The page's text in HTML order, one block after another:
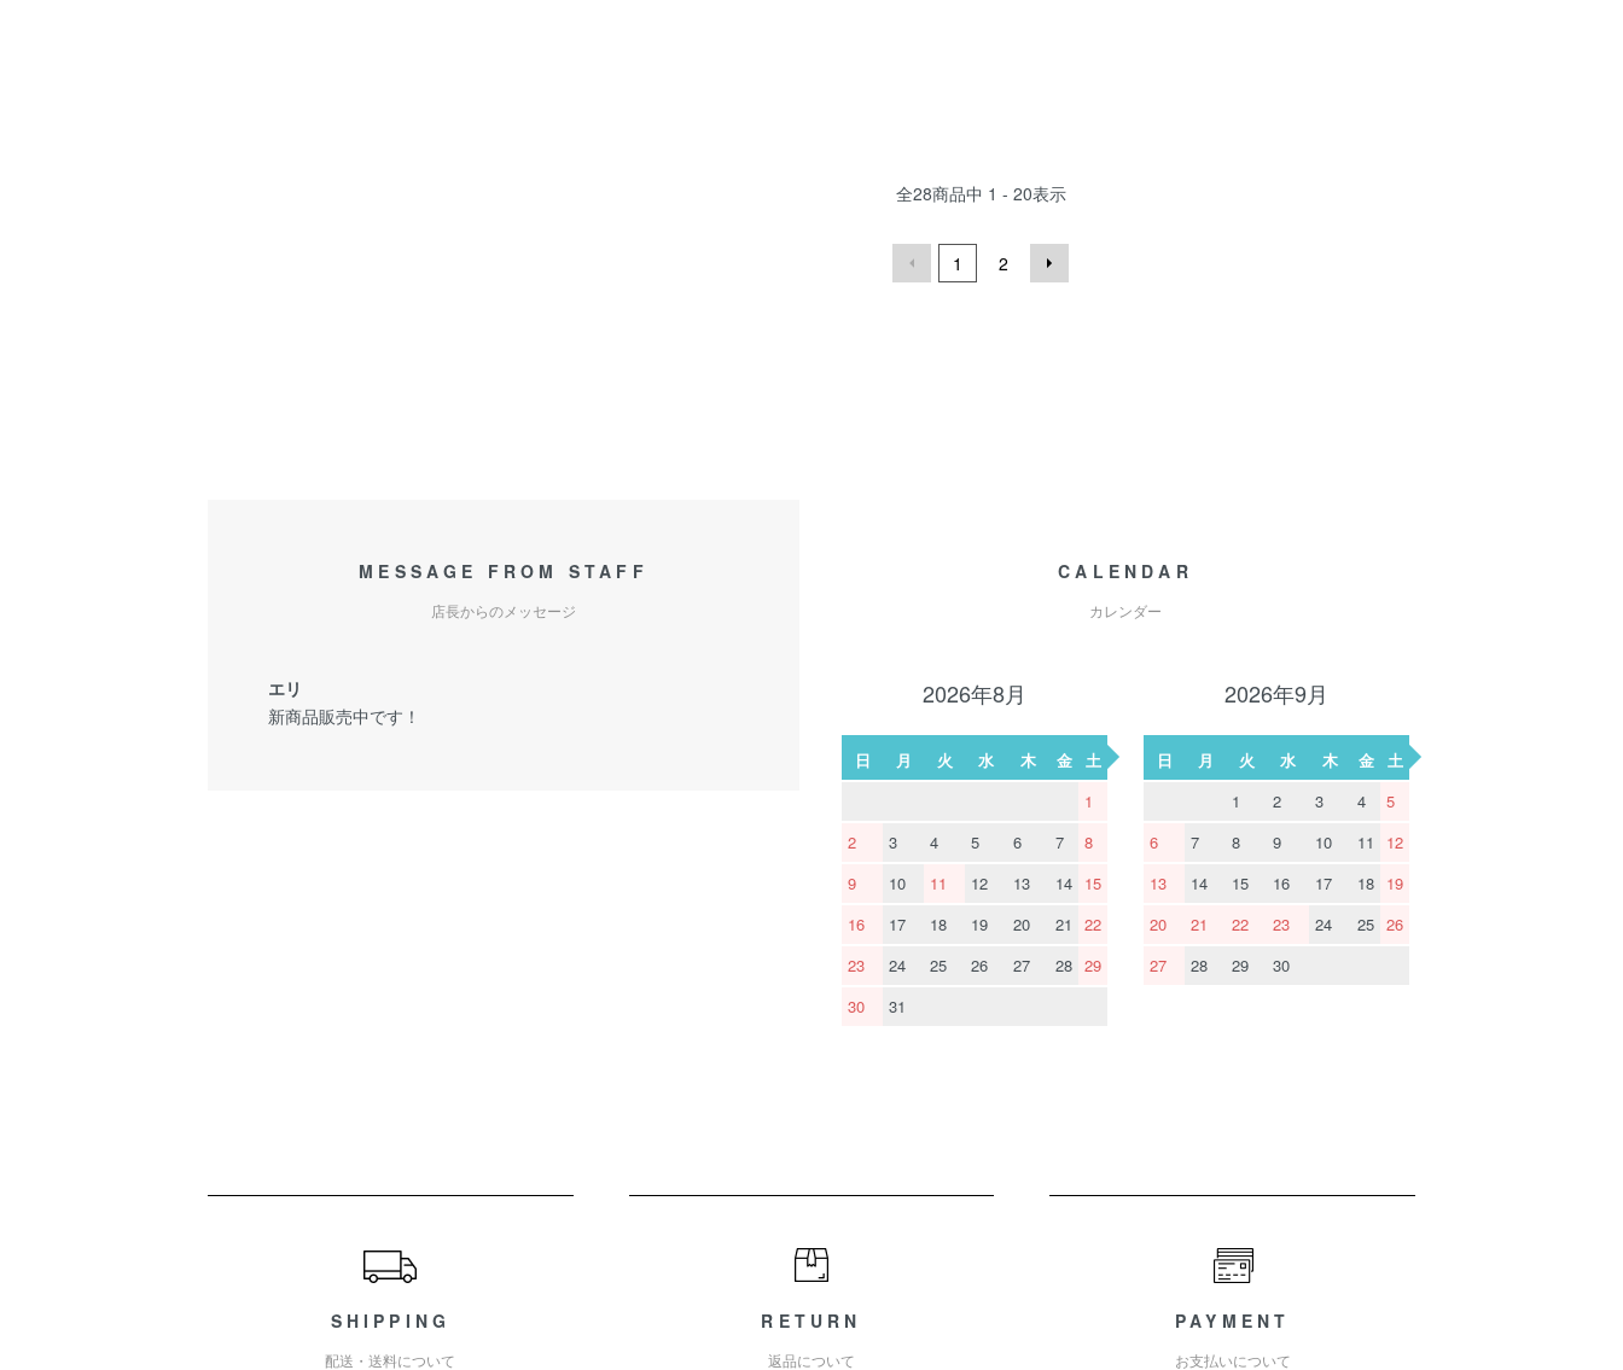
全28商品中 1 - 20表示
1 2
MESSAGE FROM STAFF
店長からのメッセージ
エリ
新商品販売中です！
CALENDAR
カレンダー
2026年8月
日 月 火 水 木 金
土
1
2
3 4 5 6 7
8
9
10 11 12 13 14 15
16
17 18 19 20 21
22
23
24 25 26 27 28 29
30
31
2026年9月
日 月 火 水 木 金
土
1
2 3 4
5
6
7 8 9 10 11
12
13
14 15 16 17 18 19
20
21 22 23 24 25 26
27
28 29 30
SHIPPING
配送・送料について
RETURN
返品について
PAYMENT
お支払いについて